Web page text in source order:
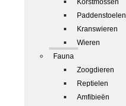
Korstmossen
Paddenstoelen
Kranswieren
Wieren
Fauna
Zoogdieren
Reptielen
Amfibieën